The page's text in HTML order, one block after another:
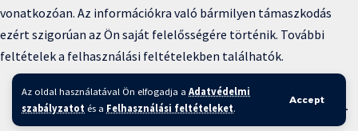
Az oldal használatával Ön elfogadja a Adatvédelmi
szabályzatot és a Felhasználási feltételeket.
Accept
vonatkozóan. Az információkra való bármilyen támaszkodás
ezért szigorúan az Ön saját felelősségére történik. További
feltételek a felhasználási feltételekben találhatók.
Copyright © 2025 BFKH.hu
Felhasználási feltételek –Adatvédelmi irányelvek – Kapcsolat –